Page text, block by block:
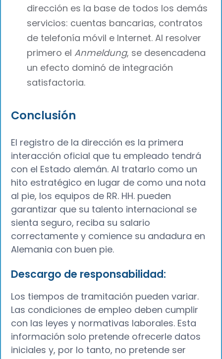
dirección es la base de todos los demás
servicios: cuentas bancarias, contratos
de telefonía móvil e Internet. Al resolver
primero el Anmeldung, se desencadena
un efecto dominó de integración
satisfactoria.
Conclusión
El registro de la dirección es la primera
interacción oficial que tu empleado tendrá
con el Estado alemán. Al tratarlo como un
hito estratégico en lugar de como una nota
al pie, los equipos de RR. HH. pueden
garantizar que su talento internacional se
sienta seguro, reciba su salario
correctamente y comience su andadura en
Alemania con buen pie.
Descargo de responsabilidad:
Los tiempos de tramitación pueden variar.
Las condiciones de empleo deben cumplir
con las leyes y normativas laborales. Esta
información solo pretende ofrecerle datos
iniciales y, por lo tanto, no pretende ser